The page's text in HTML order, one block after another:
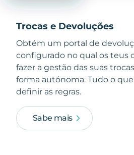
Trocas e Devoluções
Obtém um portal de
configurado no qual os teus
fazer a gestão das suas
forma autónoma. Tudo o
definir as regras.
Sabe mais